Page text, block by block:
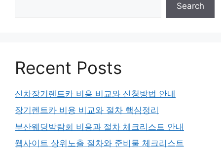
Search
Recent Posts
신차장기렌트카 비용 비교와 신청방법 안내
장기렌트카 비용 비교와 절차 핵심정리
부산웨딩박람회 비용과 절차 체크리스트 안내
웹사이트 상위노출 절차와 준비물 체크리스트